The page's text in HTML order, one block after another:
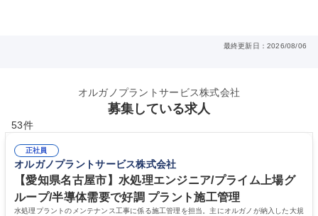
最終更新日：2026/08/06
オルガノプラントサービス株式会社
募集している求人
53件
正社員
オルガノプラントサービス株式会社
【愛知県名古屋市】水処理エンジニア/プライム上場グ
ループ/半導体需要で好調 プラント施工管理
水処理プラントのメンテナンス工事に係る施工管理を担当。主にオルガノが納入した大規